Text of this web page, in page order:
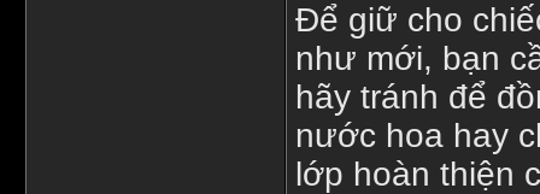
Để giữ cho
như mới, bạn
hãy tránh để
nước hoa hay
lớp hoàn thiện